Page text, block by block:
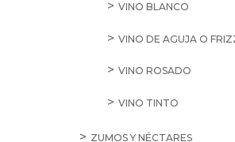
VINO BLANCO
VINO DE AGUJA O
VINO ROSADO
VINO TINTO
ZUMOS Y NÉCTARES